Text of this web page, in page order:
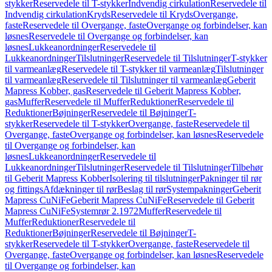
stykkerReservedele til T-stykkerIndvendig cirkulationReservedele til
Indvendig cirkulationKrydsReservedele til KrydsOvergange,
fasteReservedele til Overgange, fasteOvergange og forbindelser, kan
løsnesReservedele til Overgange og forbindelser, kan
løsnesLukkeanordningerReservedele til
LukkeanordningerTilslutningerReservedele til TilslutningerT-stykker
til varmeanlægReservedele til T-stykker til varmeanlægTilslutninger
til varmeanlægReservedele til Tilslutninger til varmeanlægGeberit
Mapress Kobber, gasReservedele til Geberit Mapress Kobber,
gasMufferReservedele til MufferReduktionerReservedele til
ReduktionerBøjningerReservedele til BøjningerT-
stykkerReservedele til T-stykkerOvergange, fasteReservedele til
Overgange, fasteOvergange og forbindelser, kan løsnesReservedele
til Overgange og forbindelser, kan
løsnesLukkeanordningerReservedele til
LukkeanordningerTilslutningerReservedele til TilslutningerTilbehør
til Geberit Mapress KobberIsolering til tilslutningerPakninger til rør
og fittingsAfdækninger til rørBeslag til rørSystempakningerGeberit
Mapress CuNiFeGeberit Mapress CuNiFeReservedele til Geberit
Mapress CuNiFeSystemrør 2.1972MufferReservedele til
MufferReduktionerReservedele til
ReduktionerBøjningerReservedele til BøjningerT-
stykkerReservedele til T-stykkerOvergange, fasteReservedele til
Overgange, fasteOvergange og forbindelser, kan løsnesReservedele
til Overgange og forbindelser, kan